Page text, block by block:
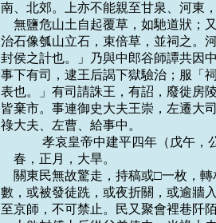
南、北郊。上亦不能親至甘泉、河東
無鹽危山土自起覆草，如馳道狀
治石像瓠山立石，束倍草，並祠之。
封侯之計也。」乃與中郎谷師譚共因
事下有司，逮王后謁下獄驗治；服「
表也。」有司請誅王，有詔，廢徙房
皆棄市。事連御史大夫王崇，左遷大
祿大夫、左曹、給事中。
　　 孝哀皇帝中建平四年（戊午，
    春，正月，大旱。
關東民無故驚走，持稿或□一枚，
數，或被發徒跣，或夜折關，或逾牆
至京師，不可禁止。民又聚會裡巷阡